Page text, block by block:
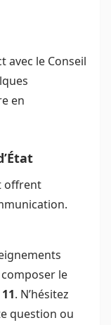
avec le Conseil
en
offrent
le
. N’hésitez
question ou